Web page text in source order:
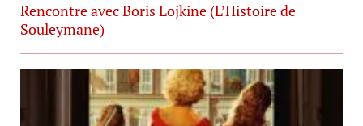
Rencontre avec Boris Lojkine (L’Histoire de
Souleymane)